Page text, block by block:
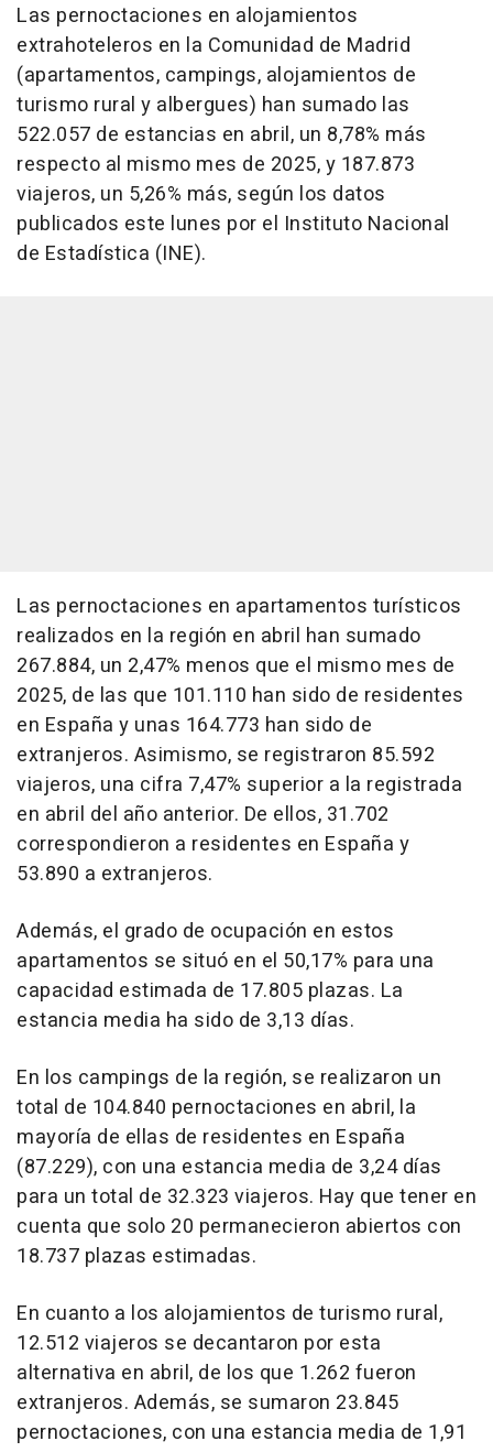
Las pernoctaciones en alojamientos
extrahoteleros en la Comunidad de Madrid
(apartamentos, campings, alojamientos de
turismo rural y albergues) han sumado las
522.057 de estancias en abril, un 8,78% más
respecto al mismo mes de 2025, y 187.873
viajeros, un 5,26% más, según los datos
publicados este lunes por el Instituto Nacional
de Estadística (INE).
Las pernoctaciones en apartamentos turísticos
realizados en la región en abril han sumado
267.884, un 2,47% menos que el mismo mes de
2025, de las que 101.110 han sido de residentes
en España y unas 164.773 han sido de
extranjeros. Asimismo, se registraron 85.592
viajeros, una cifra 7,47% superior a la registrada
en abril del año anterior. De ellos, 31.702
correspondieron a residentes en España y
53.890 a extranjeros.
Además, el grado de ocupación en estos
apartamentos se situó en el 50,17% para una
capacidad estimada de 17.805 plazas. La
estancia media ha sido de 3,13 días.
En los campings de la región, se realizaron un
total de 104.840 pernoctaciones en abril, la
mayoría de ellas de residentes en España
(87.229), con una estancia media de 3,24 días
para un total de 32.323 viajeros. Hay que tener en
cuenta que solo 20 permanecieron abiertos con
18.737 plazas estimadas.
En cuanto a los alojamientos de turismo rural,
12.512 viajeros se decantaron por esta
alternativa en abril, de los que 1.262 fueron
extranjeros. Además, se sumaron 23.845
pernoctaciones, con una estancia media de 1,91